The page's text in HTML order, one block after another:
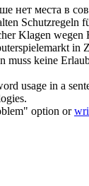
места в
Klagen wegen
in
muss keine
usage in a
option or